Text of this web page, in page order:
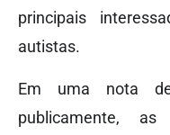
principais
autistas.
Em uma nota de
publicamente,